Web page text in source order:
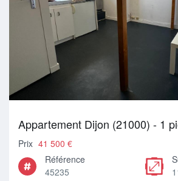
Appartement Dijon (21000) - 1
Prix 41 500 €
Référence
45235